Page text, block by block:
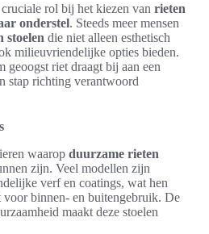
rol bij het kiezen van rieten
onderstel. Steeds meer mensen
stoelen die niet alleen esthetisch
milieuvriendelijke opties bieden.
geoogst riet draagt bij aan een
stap richting verantwoord
waarop duurzame rieten
zijn. Veel modellen zijn
verf en coatings, wat hen
voor binnen- en buitengebruik. De
maakt deze stoelen